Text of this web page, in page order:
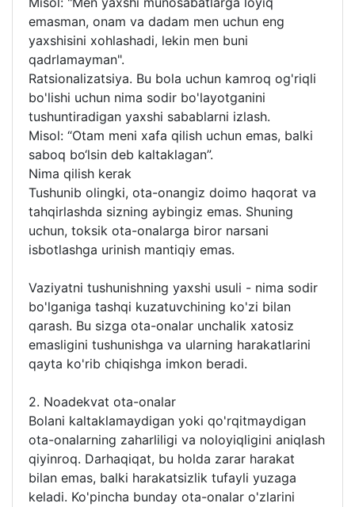
emasman, onam va dadam men uchun eng
yaxshisini xohlashadi, lekin men buni
qadrlamayman".
Ratsionalizatsiya. Bu bola uchun kamroq og'riqli
bo'lishi uchun nima sodir bo'layotganini
tushuntiradigan yaxshi sabablarni izlash.
Misol: “Otam meni xafa qilish uchun emas, balki
saboq bo‘lsin deb kaltaklagan”.
Nima qilish kerak
Tushunib olingki, ota-onangiz doimo haqorat va
tahqirlashda sizning aybingiz emas. Shuning
uchun, toksik ota-onalarga biror narsani
isbotlashga urinish mantiqiy emas.
Vaziyatni tushunishning yaxshi usuli - nima sodir
bo'lganiga tashqi kuzatuvchining ko'zi bilan
qarash. Bu sizga ota-onalar unchalik xatosiz
emasligini tushunishga va ularning harakatlarini
qayta ko'rib chiqishga imkon beradi.
2. Noadekvat ota-onalar
Bolani kaltaklamaydigan yoki qo'rqitmaydigan
ota-onalarning zaharliligi va noloyiqligini aniqlash
qiyinroq. Darhaqiqat, bu holda zarar harakat
bilan emas, balki harakatsizlik tufayli yuzaga
keladi. Ko'pincha bunday ota-onalar o'zlarini